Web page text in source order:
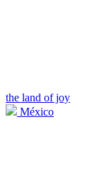
the land of joy
México